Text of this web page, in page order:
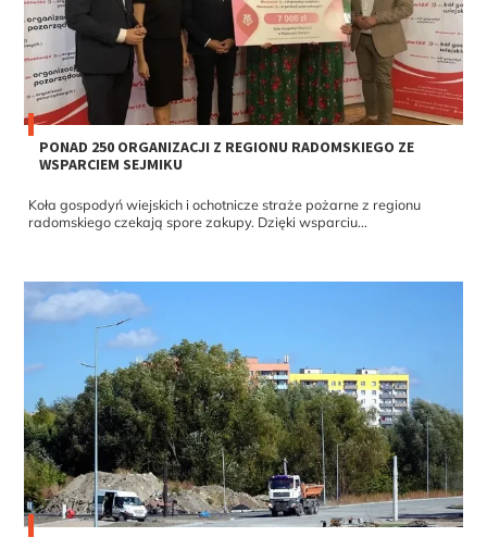
PONAD 250 ORGANIZACJI Z REGIONU RADOMSKIEGO ZE
WSPARCIEM SEJMIKU
Koła gospodyń wiejskich i ochotnicze straże pożarne z regionu
radomskiego czekają spore zakupy. Dzięki wsparciu...